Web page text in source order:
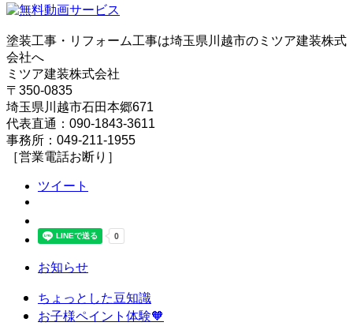
塗装工事・リフォーム工事は埼玉県川越市のミツア建装株式
会社へ
ミツア建装株式会社
〒350-0835
埼玉県川越市石田本郷671
代表直通：090-1843-3611
事務所：049-211-1955
［営業電話お断り］
ツイート
お知らせ
ちょっとした豆知識
お子様ペイント体験🧡